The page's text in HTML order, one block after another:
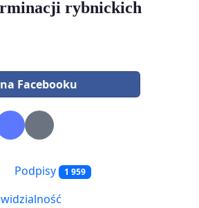
rybnickich
Facebooku
Podpisy 1 959